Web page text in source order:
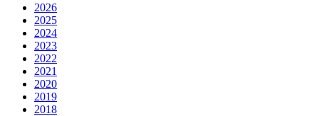
2026
2025
2024
2023
2022
2021
2020
2019
2018